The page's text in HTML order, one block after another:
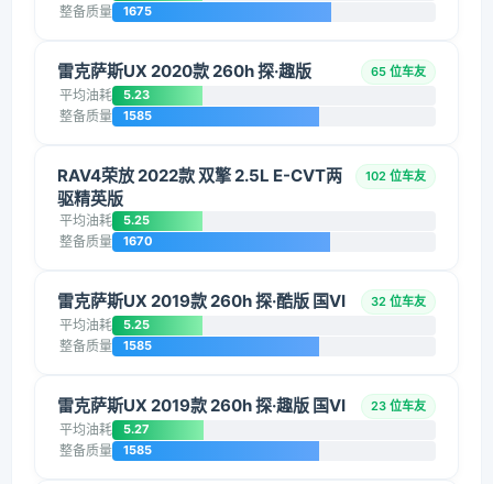
整备质量 1675
雷克萨斯UX 2020款 260h 探·趣版 65 位车友
平均油耗 5.23
整备质量 1585
RAV4荣放 2022款 双擎 2.5L E-CVT两
驱精英版
102 位车友
平均油耗 5.25
整备质量 1670
雷克萨斯UX 2019款 260h 探·酷版 国VI 32 位车友
平均油耗 5.25
整备质量 1585
雷克萨斯UX 2019款 260h 探·趣版 国VI 23 位车友
平均油耗 5.27
整备质量 1585